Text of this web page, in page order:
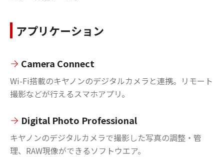
アプリケーション
Camera Connect
Wi-Fi搭載のキヤノンのデジタルカメラと連携。リモート
撮影などが行えるスマホアプリ。
Digital Photo Professional
キヤノンのデジタルカメラで撮影した写真の調整・管
理、RAW現像ができるソフトウエア。